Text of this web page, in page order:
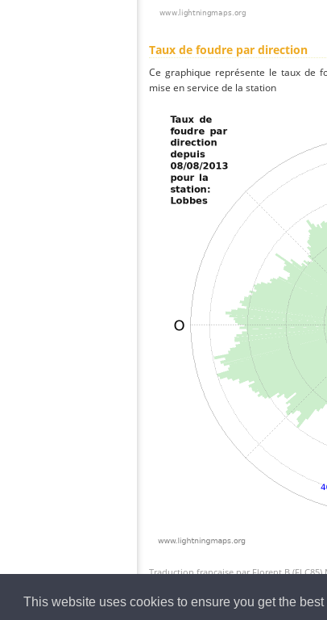
This website uses cookies to ensure you get the
Taux de foudre par direction
Ce graphique représente le taux de
mise en service de la station
Traduction française par Florent.B